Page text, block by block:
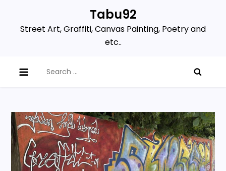
content
Tabu92
Street Art, Graffiti, Canvas Painting, Poetry and
etc..
for: